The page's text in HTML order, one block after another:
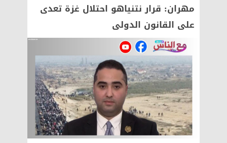
مهران: قرار نتنياهو احتلال غزة تعدى
على القانون الدولى